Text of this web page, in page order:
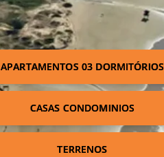
APARTAMENTOS 03 DORMITÓRIOS
CASAS CONDOMINIOS
TERRENOS